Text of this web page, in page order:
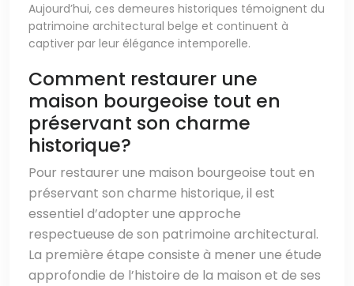
Aujourd’hui, ces demeures historiques témoignent du
patrimoine architectural belge et continuent à
captiver par leur élégance intemporelle.
Comment restaurer une
maison bourgeoise tout en
préservant son charme
historique?
Pour restaurer une maison bourgeoise tout en
préservant son charme historique, il est
essentiel d’adopter une approche
respectueuse de son patrimoine architectural.
La première étape consiste à mener une étude
approfondie de l’histoire de la maison et de ses